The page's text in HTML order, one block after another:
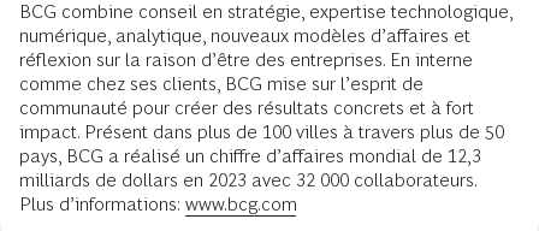
BCG combine conseil en stratégie, expertise technologique,
numérique, analytique, nouveaux modèles d’affaires et
réflexion sur la raison d’être des entreprises. En interne
comme chez ses clients, BCG mise sur l’esprit de
communauté pour créer des résultats concrets et à fort
impact. Présent dans plus de 100 villes à travers plus de 50
pays, BCG a réalisé un chiffre d’affaires mondial de 12,3
milliards de dollars en 2023 avec 32 000 collaborateurs.
Plus d’informations: www.bcg.com